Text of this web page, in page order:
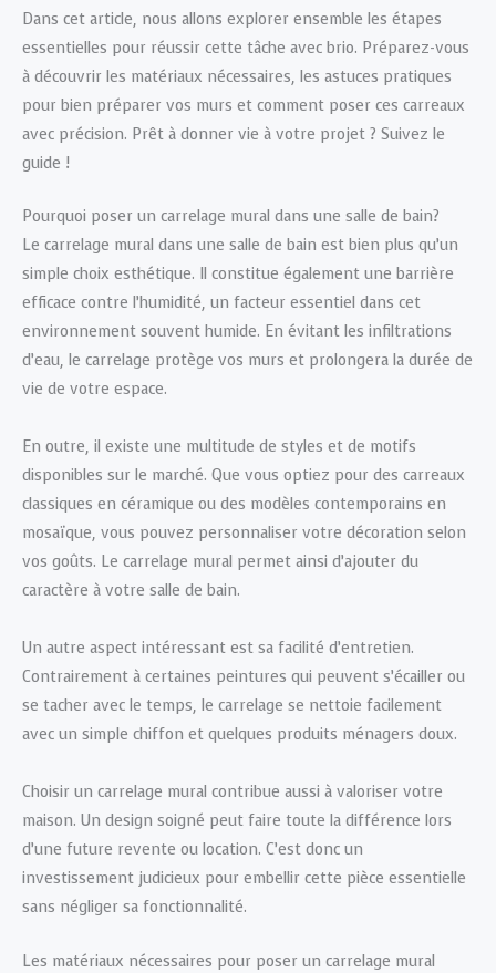
Dans cet article, nous allons explorer ensemble les étapes
essentielles pour réussir cette tâche avec brio. Préparez-vous
à découvrir les matériaux nécessaires, les astuces pratiques
pour bien préparer vos murs et comment poser ces carreaux
avec précision. Prêt à donner vie à votre projet ? Suivez le
guide !
Pourquoi poser un carrelage mural dans une salle de bain?
Le carrelage mural dans une salle de bain est bien plus qu’un
simple choix esthétique. Il constitue également une barrière
efficace contre l’humidité, un facteur essentiel dans cet
environnement souvent humide. En évitant les infiltrations
d’eau, le carrelage protège vos murs et prolongera la durée de
vie de votre espace.
En outre, il existe une multitude de styles et de motifs
disponibles sur le marché. Que vous optiez pour des carreaux
classiques en céramique ou des modèles contemporains en
mosaïque, vous pouvez personnaliser votre décoration selon
vos goûts. Le carrelage mural permet ainsi d’ajouter du
caractère à votre salle de bain.
Un autre aspect intéressant est sa facilité d’entretien.
Contrairement à certaines peintures qui peuvent s’écailler ou
se tacher avec le temps, le carrelage se nettoie facilement
avec un simple chiffon et quelques produits ménagers doux.
Choisir un carrelage mural contribue aussi à valoriser votre
maison. Un design soigné peut faire toute la différence lors
d’une future revente ou location. C’est donc un
investissement judicieux pour embellir cette pièce essentielle
sans négliger sa fonctionnalité.
Les matériaux nécessaires pour poser un carrelage mural